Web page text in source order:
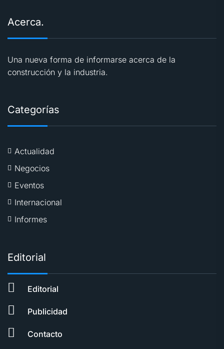
Acerca.
Una nueva forma de informarse acerca de la
construcción y la industria.
Categorías
Actualidad
Negocios
Eventos
Internacional
Informes
Editorial
Editorial
Publicidad
Contacto